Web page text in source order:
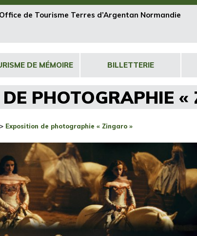
de Tourisme Terres d’Argentan Normandie
DE MÉMOIRE BILLETTERIE
PHOTOGRAPHIE «
> Exposition de photographie « Zingaro »